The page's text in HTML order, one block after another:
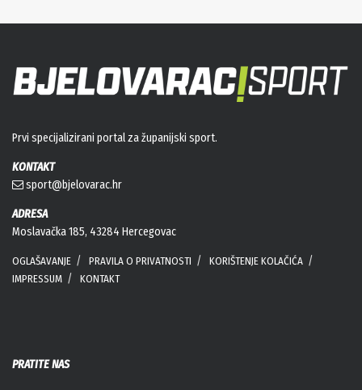
Prvi specijalizirani portal za županijski sport.
KONTAKT
sport@bjelovarac.hr
ADRESA
Moslavačka 185, 43284 Hercegovac
OGLAŠAVANJE PRAVILA O PRIVATNOSTI
KORIŠTENJE KOLAČIĆA
IMPRESSUM
KONTAKT
PRATITE NAS